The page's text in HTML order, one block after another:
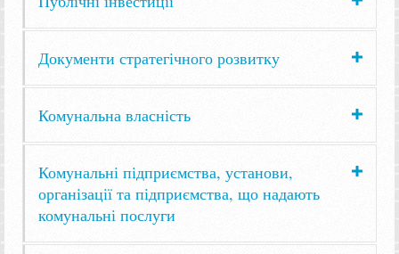
Документи стратегічного розвитку
Комунальна власність
Комунальні підприємства, установи,
організації та підприємства, що надають
комунальні послуги